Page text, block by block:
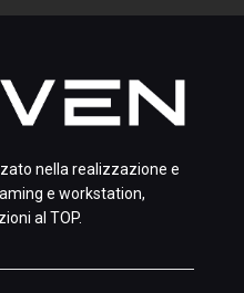
nella realizzazione e
e workstation,
al TOP.